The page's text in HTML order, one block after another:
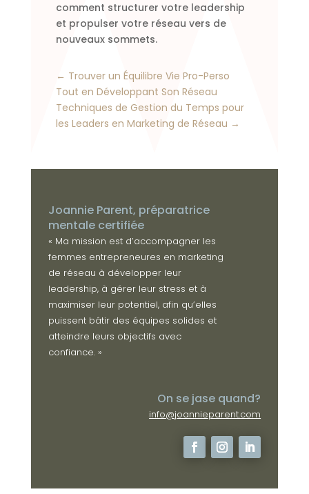
comment structurer votre leadership
et propulser votre réseau vers de
nouveaux sommets.
← Trouver un Équilibre Vie Pro-Perso
Tout en Développant Son Réseau
Techniques de Gestion du Temps pour
les Leaders en Marketing de Réseau →
Joannie Parent, préparatrice
mentale certifiée
« Ma mission est d’accompagner les
femmes entrepreneures en marketing
de réseau à développer leur
leadership, à gérer leur stress et à
maximiser leur potentiel, afin qu’elles
puissent bâtir des équipes solides et
atteindre leurs objectifs avec
confiance. »
On se jase quand?
info@joannieparent.com